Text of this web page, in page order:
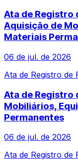
Ata de Registro
Aquisição de
Materiais
06 de jul. de 2026
Ata de Registro de
Ata de Registro
Mobiliários,
Permanentes
06 de jul. de 2026
Ata de Registro de